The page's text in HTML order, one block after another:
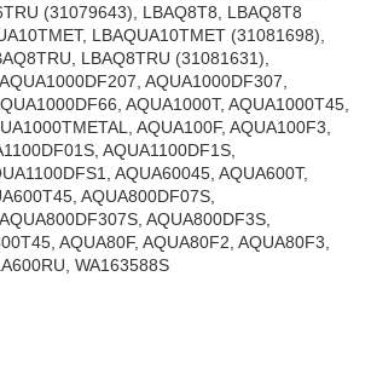
(31079643), LBAQ8T8, LBAQ8T8
LBAQUA10TMET (31081698),
LBAQ8TRU (31081631),
AQUA1000DF307,
AQUA1000T, AQUA1000T45,
AQUA100F, AQUA100F3,
AQUA1100DF1S,
AQUA60045, AQUA600T,
AQUA800DF07S,
AQUA800DF3S,
AQUA80F, AQUA80F2, AQUA80F3,
WA163588S